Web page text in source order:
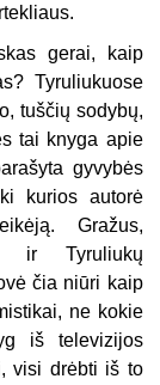
gerai, kaip
Tyruliukuose
tuščių sodybų,
tai knyga apie
gyvybės
kurios autorė
Gražus,
ir Tyruliukų
čia niūri kaip
ne kokie
iš televizijos
visi drėbti iš to